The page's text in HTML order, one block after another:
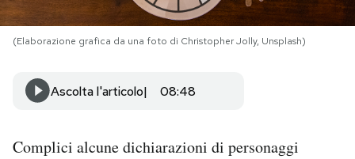
I MIEI PREFERITI
SHOP
(Elaborazione grafica da una foto di Christopher Jolly, Unsplash)
Ascolta l'articolo 08:48
Complici alcune dichiarazioni di personaggi